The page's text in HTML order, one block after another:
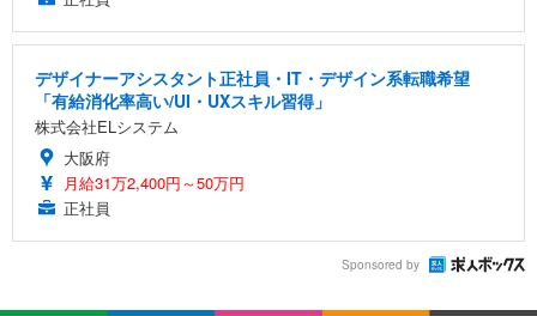
デザイナーアシスタント正社員・IT・デザイン系転職希望
「有給消化率高い/UI・UXスキル習得」
株式会社ELシステム
大阪府
月給31万2,400円～50万円
正社員
Sponsored by